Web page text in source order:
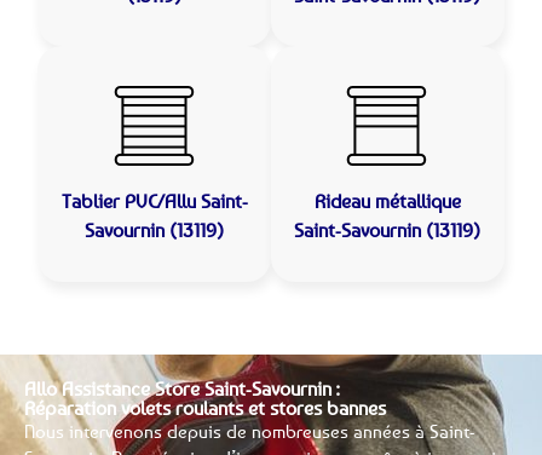
Tablier PVC/Allu Saint-
Savournin (13119)
Rideau métallique
Saint-Savournin (13119)
Allo Assistance Store Saint-Savournin :
Réparation volets roulants et stores bannes
Nous intervenons depuis de nombreuses années à Saint-